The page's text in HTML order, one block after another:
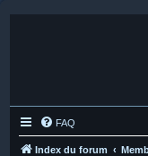
FAQ
Index du forum